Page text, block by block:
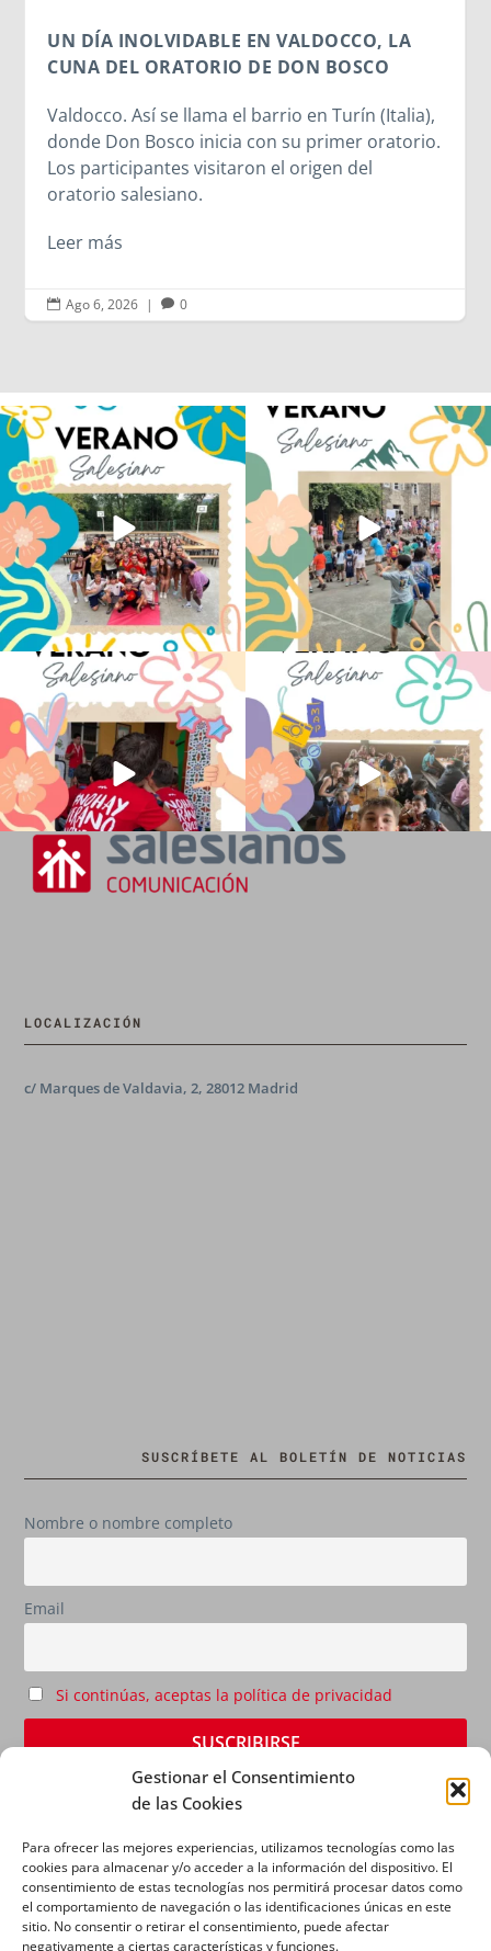
Gestionar el Consentimiento
de las Cookies
Para ofrecer las mejores experiencias, utilizamos tecnologías como las
cookies para almacenar y/o acceder a la información del dispositivo. El
consentimiento de estas tecnologías nos permitirá procesar datos como
el comportamiento de navegación o las identificaciones únicas en este
sitio. No consentir o retirar el consentimiento, puede afectar
negativamente a ciertas características y funciones.
 Ago 6, 2026 |
Los alumnos de 6º de Primaria, 1º y 2º
de la ESO...
146 2
La diversión y la alegría también se han
sentido...
95 0
No hay verano sin que sea Salesiano ❤️
💫 en Luz 4
...
0
viviendo la alegría en el campamento
...
2
LOCALIZACIÓN
c/ Marques de Valdavia, 2, 28012 Madrid
SUSCRÍBETE AL BOLETÍN DE NOTICIAS
Nombre o nombre completo
Email
Si continúas, aceptas la política de privacidad
AVISO LEGAL|POLÍTICA DE PRIVACIDAD|